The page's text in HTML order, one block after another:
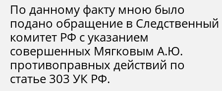
По данному факту мною было
подано обращение в Следственный
комитет РФ с указанием
совершенных Мягковым А.Ю.
противоправных действий по
статье 303 УК РФ.